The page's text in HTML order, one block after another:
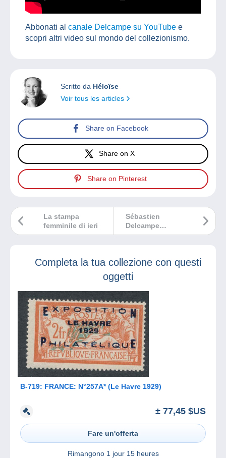
Abbonati al canale Delcampe su YouTube e
scopri altri video sul mondo del collezionismo.
Scritto da Héloïse
Voir tous les articles
Share on Facebook
Share on X
Share on Pinterest
Sébastien
Delcampe
riconosciuto come
rivista Linn’s!
La stampa
femminile di ieri
Completa la tua collezione con questi
oggetti
B-719: FRANCE: N°257A* (Le Havre 1929)
± 77,45 $US
Fare un'offerta
Rimangono 1 jour 15 heures